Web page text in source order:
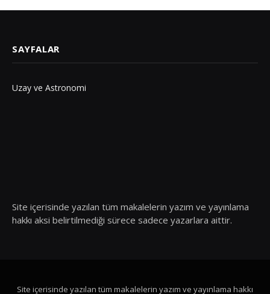
SAYFALAR
Uzay ve Astronomi
Site içerisinde yazılan tüm makalelerin yazım ve yayınlama
hakkı aksi belirtilmediği sürece sadece yazarlara aittir.
Site içerisinde yazılan tüm makalelerin yazım ve yayınlama hakkı